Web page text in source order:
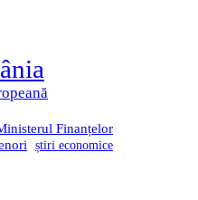
Finanțelor
știri economice